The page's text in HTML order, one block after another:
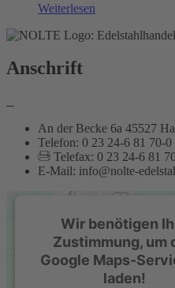
Weiterlesen
Anschrift
An der Becke 6a 45527
Telefon: 0 23 24-6 81 70-0
Telefax: 0 23 24-6 81
E-Mail: info@nolte-
Wir benötigen
Zustimmung, um
Google Maps-
laden!